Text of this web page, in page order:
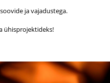
ja vajadustega.
ühisprojektideks!